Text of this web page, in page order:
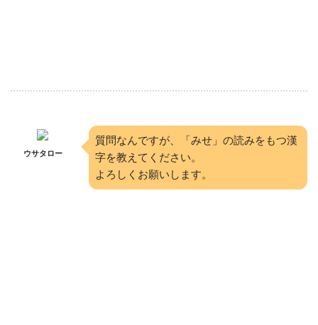
ウサタロー
質問なんですが、「みせ」の読みをもつ漢
字を教えてください。
よろしくお願いします。